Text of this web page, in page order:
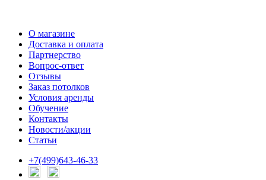
О магазине
Доставка и оплата
Партнерство
Вопрос-ответ
Отзывы
Заказ потолков
Условия аренды
Обучение
Контакты
Новости/акции
Статьи
+7(499)643-46-33